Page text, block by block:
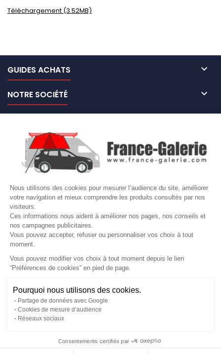
Nous utilisons des cookies pour mesurer l’audience du site, améliorer
votre navigation et mieux comprendre les produits consultés par nos
visiteurs.
Ces informations nous aident à améliorer nos pages, nos conseils et
nos campagnes publicitaires.
Vous pouvez accepter, refuser ou personnaliser vos choix à tout
moment.
Vous pouvez modifier vos choix à tout moment depuis le lien
“Préférences de cookies” en pied de page.
Pourquoi nous utilisons des cookies.
Partage de données avec Google
Cookies de mesure d’audience
Réseaux sociaux
Consentements certifiés par
Gérer mes cookies
Téléchargement (3.52MB)
GUIDES ACHATS 
NOTRE SOCIÉTÉ 
VOTRE COMPTE 
Site protégé par reCAPTCHA.
LETTRE D'INFORMATIONS
© Copyright 2026 France Galerie. Tous droits reservés.